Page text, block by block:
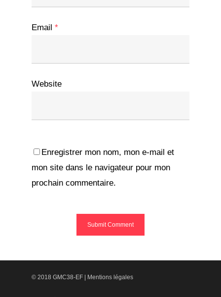
Email *
Website
Enregistrer mon nom, mon e-mail et
mon site dans le navigateur pour mon
prochain commentaire.
© 2018 GMC38-EF | Mentions légales